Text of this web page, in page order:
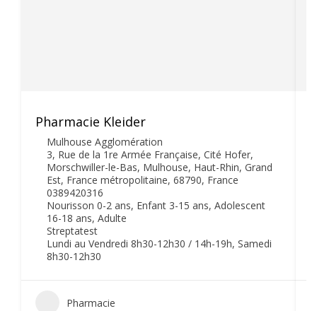
Pharmacie Kleider
Mulhouse Agglomération
3, Rue de la 1re Armée Française, Cité Hofer,
Morschwiller-le-Bas, Mulhouse, Haut-Rhin, Grand
Est, France métropolitaine, 68790, France
0389420316
Nourisson 0-2 ans, Enfant 3-15 ans, Adolescent
16-18 ans, Adulte
Streptatest
Lundi au Vendredi 8h30-12h30 / 14h-19h, Samedi
8h30-12h30
Pharmacie